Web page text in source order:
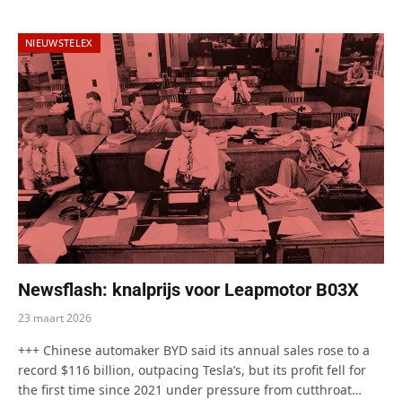
NIEUWSTELEX
Newsflash: knalprijs voor Leapmotor B03X
23 maart 2026
+++ Chinese automaker BYD said its annual sales rose to a
record $116 billion, outpacing Tesla’s, but its profit fell for
the first time since 2021 under pressure from cutthroat…